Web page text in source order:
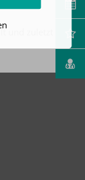
und zuletzt am